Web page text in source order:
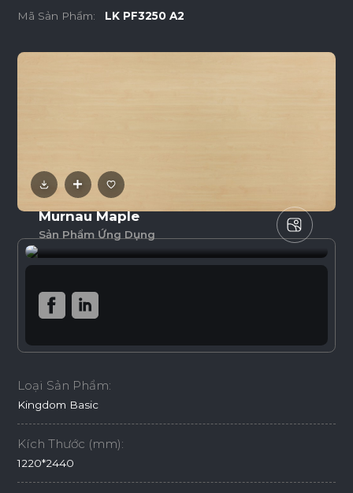
Mã Sản Phẩm: LK PF3250 A2
Murnau Maple
Sản Phẩm Ứng Dụng
Loại Sản Phẩm:
Kingdom Basic
Kích Thước (mm):
1220*2440